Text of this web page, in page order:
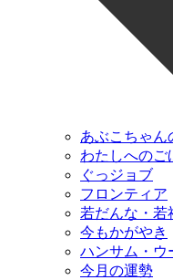
あぶこちゃん
わたしへのご
ぐっジョブ
フロンティア
若だんな・若
今もかがやき
ハンサム・ウ
今月の運勢